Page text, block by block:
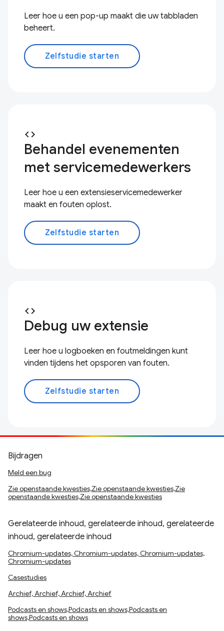
Leer hoe u een pop-up maakt die uw tabbladen
beheert.
Zelfstudie starten
code
Behandel evenementen
met servicemedewerkers
Leer hoe u een extensieservicemedewerker
maakt en fouten oplost.
Zelfstudie starten
code
Debug uw extensie
Leer hoe u logboeken en foutmeldingen kunt
vinden tijdens het opsporen van fouten.
Zelfstudie starten
Bijdragen
Meld een bug
Zie openstaande kwesties,Zie openstaande kwesties,Zie
openstaande kwesties,Zie openstaande kwesties
Gerelateerde inhoud, gerelateerde inhoud, gerelateerde
inhoud, gerelateerde inhoud
Chromium-updates, Chromium-updates, Chromium-updates,
Chromium-updates
Casestudies
Archief, Archief, Archief, Archief
Podcasts en shows,Podcasts en shows,Podcasts en
shows,Podcasts en shows